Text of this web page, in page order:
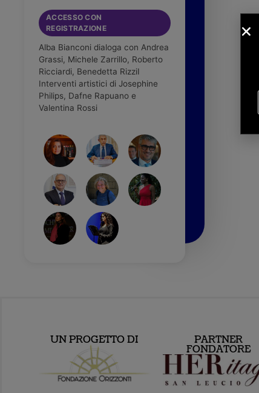
ACCESSO CON
REGISTRAZIONE
Alba Bianconi dialoga con Andrea
Grassi, Michele Zarrillo, Roberto
Ricciardi, Benedetta RizziI
Interventi artistici di Josephine
Philips, Dafne Rapuano e
Valentina Rossi
UN PROGETTO DI PARTNER
FONDATORE